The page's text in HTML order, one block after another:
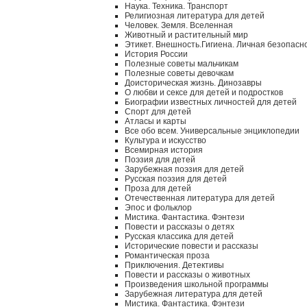
Наука. Техника. Транспорт
Религиозная литература для детей
Человек. Земля. Вселенная
Животный и растительный мир
Этикет. Внешность.Гигиена. Личная
История России
Полезные советы мальчикам
Полезные советы девочкам
Доисторическая жизнь. Динозавры
О любви и сексе для детей и подростков
Биографии известных личностей для детей
Спорт для детей
Атласы и карты
Все обо всем. Универсальные энциклопедии
Культура и искусство
Всемирная история
Поэзия для детей
Зарубежная поэзия для детей
Русская поэзия для детей
Проза для детей
Отечественная литература для детей
Эпос и фольклор
Мистика. Фантастика. Фэнтези
Повести и рассказы о детях
Русская классика для детей
Исторические повести и рассказы
Романтическая проза
Приключения. Детективы
Повести и рассказы о животных
Произведения школьной программы
Зарубежная литература для детей
Мистика. Фантастика. Фэнтези